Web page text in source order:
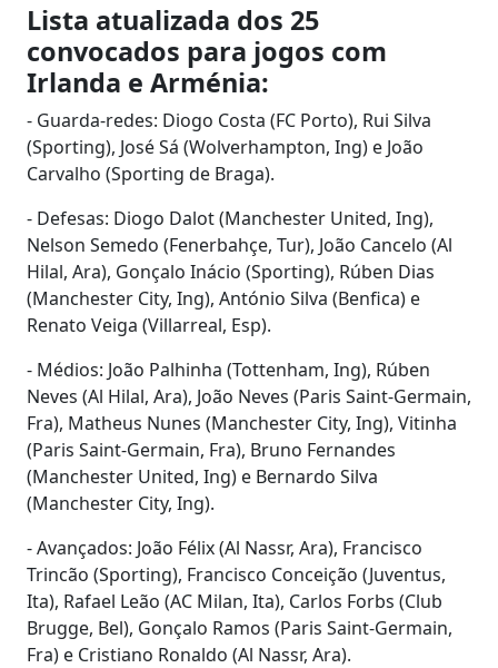
Lista atualizada dos 25
convocados para jogos com
Irlanda e Arménia:
- Guarda-redes: Diogo Costa (FC Porto), Rui Silva
(Sporting), José Sá (Wolverhampton, Ing) e João
Carvalho (Sporting de Braga).
- Defesas: Diogo Dalot (Manchester United, Ing),
Nelson Semedo (Fenerbahçe, Tur), João Cancelo (Al
Hilal, Ara), Gonçalo Inácio (Sporting), Rúben Dias
(Manchester City, Ing), António Silva (Benfica) e
Renato Veiga (Villarreal, Esp).
- Médios: João Palhinha (Tottenham, Ing), Rúben
Neves (Al Hilal, Ara), João Neves (Paris Saint-Germain,
Fra), Matheus Nunes (Manchester City, Ing), Vitinha
(Paris Saint-Germain, Fra), Bruno Fernandes
(Manchester United, Ing) e Bernardo Silva
(Manchester City, Ing).
- Avançados: João Félix (Al Nassr, Ara), Francisco
Trincão (Sporting), Francisco Conceição (Juventus,
Ita), Rafael Leão (AC Milan, Ita), Carlos Forbs (Club
Brugge, Bel), Gonçalo Ramos (Paris Saint-Germain,
Fra) e Cristiano Ronaldo (Al Nassr, Ara).